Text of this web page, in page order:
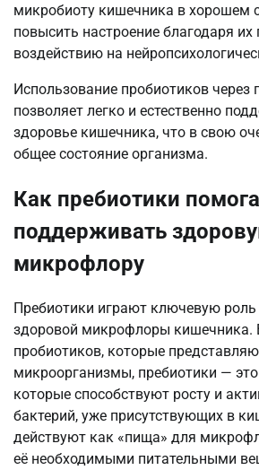
микробиоту кишечника в хорошем
повысить настроение благодаря
воздействию на
Использование пробиотиков через
позволяет легко и естественно
здоровье кишечника, что в свою
общее состояние организма.
Как пребиотики
поддерживать
микрофлору
Пребиотики играют ключевую
здоровой микрофлоры кишечника.
пробиотиков, которые
микроорганизмы, пребиотики —
которые способствуют росту и
бактерий, уже присутствующих в
действуют как «пища» для
её необходимыми питательными